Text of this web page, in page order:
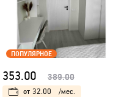
ПОПУЛЯРНОЕ
353.00 389.00
от 32.00 /мес.